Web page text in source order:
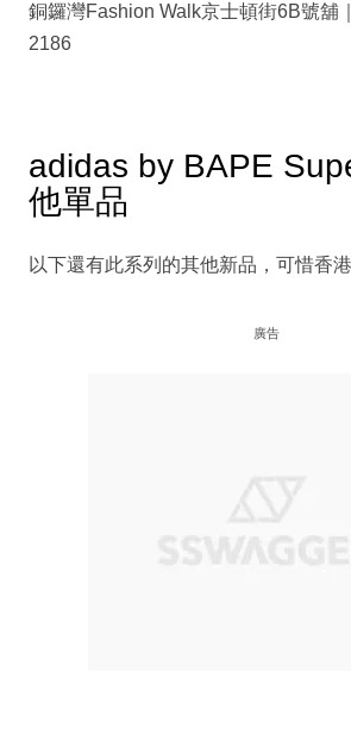
銅鑼灣Fashion Walk京士頓街6B號舖
2186
adidas by BAPE
他單品
以下還有此系列的其他新品，可惜香
廣告